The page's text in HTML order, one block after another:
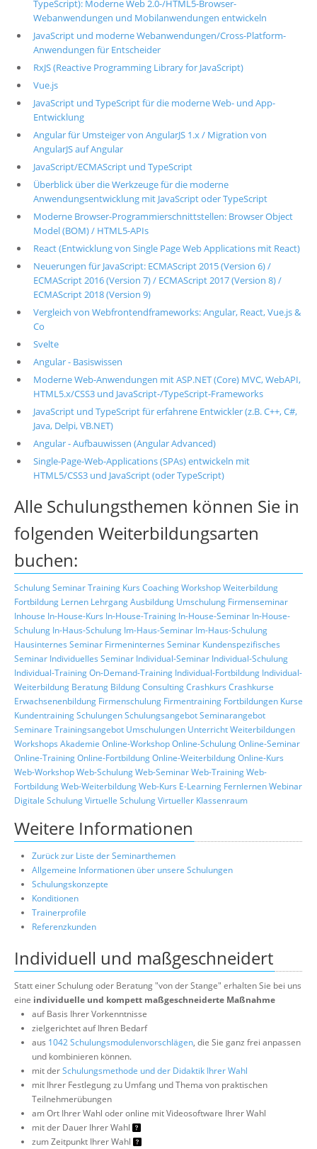
TypeScript): Moderne Web 2.0-/HTML5-Browser-
Webanwendungen und Mobilanwendungen entwickeln
JavaScript und moderne Webanwendungen/Cross-Platform-
Anwendungen für Entscheider
RxJS (Reactive Programming Library for JavaScript)
Vue.js
JavaScript und TypeScript für die moderne Web- und App-
Entwicklung
Angular für Umsteiger von AngularJS 1.x / Migration von
AngularJS auf Angular
JavaScript/ECMAScript und TypeScript
Überblick über die Werkzeuge für die moderne
Anwendungsentwicklung mit JavaScript oder TypeScript
Moderne Browser-Programmierschnittstellen: Browser Object
Model (BOM) / HTML5-APIs
React (Entwicklung von Single Page Web Applications mit React)
Neuerungen für JavaScript: ECMAScript 2015 (Version 6) /
ECMAScript 2016 (Version 7) / ECMAScript 2017 (Version 8) /
ECMAScript 2018 (Version 9)
Vergleich von Webfrontendframeworks: Angular, React, Vue.js &
Co
Svelte
Angular - Basiswissen
Moderne Web-Anwendungen mit ASP.NET (Core) MVC, WebAPI,
HTML5.x/CSS3 und JavaScript-/TypeScript-Frameworks
JavaScript und TypeScript für erfahrene Entwickler (z.B. C++, C#,
Java, Delpi, VB.NET)
Angular - Aufbauwissen (Angular Advanced)
Single-Page-Web-Applications (SPAs) entwickeln mit
HTML5/CSS3 und JavaScript (oder TypeScript)
Alle Schulungsthemen können Sie in
folgenden Weiterbildungsarten
buchen:
SchulungSeminarTraining Kurs CoachingWorkshopWeiterbildung
Fortbildung Lernen LehrgangAusbildung Umschulung Firmenseminar
Inhouse In-House-Kurs In-House-Training In-House-Seminar In-House-
Schulung In-Haus-Schulung Im-Haus-Seminar Im-Haus-Schulung
Hausinternes Seminar Firmeninternes Seminar Kundenspezifisches
Seminar Individuelles Seminar Individual-Seminar Individual-Schulung
Individual-TrainingOn-Demand-Training Individual-Fortbildung Individual-
Weiterbildung Beratung BildungConsultingCrashkurs Crashkurse
Erwachsenenbildung Firmenschulung Firmentraining Fortbildungen Kurse
KundentrainingSchulungenSchulungsangebotSeminarangebot
Seminare Trainingsangebot Umschulungen UnterrichtWeiterbildungen
Workshops Akademie Online-WorkshopOnline-SchulungOnline-Seminar
Online-TrainingOnline-FortbildungOnline-WeiterbildungOnline-Kurs
Web-WorkshopWeb-SchulungWeb-SeminarWeb-TrainingWeb-
FortbildungWeb-WeiterbildungWeb-Kurs E-Learning FernlernenWebinar
Digitale SchulungVirtuelle SchulungVirtueller Klassenraum
Weitere Informationen
Zurück zur Liste der Seminarthemen
Allgemeine Informationen über unsere Schulungen
Schulungskonzepte
Konditionen
Trainerprofile
Referenzkunden
Individuell und maßgeschneidert
Statt einer Schulung oder Beratung "von der Stange" erhalten Sie bei uns
eine individuelle und kompett maßgeschneiderte Maßnahme
auf Basis Ihrer Vorkenntnisse
zielgerichtet auf Ihren Bedarf
aus 1042 Schulungsmodulenvorschlägen, die Sie ganz frei anpassen
und kombinieren können.
mit derSchulungsmethode und der Didaktik Ihrer Wahl
mit Ihrer Festlegung zu Umfang und Thema von praktischen
Teilnehmerübungen
am Ort Ihrer Wahl oder online mit Videosoftware Ihrer Wahl
mit der Dauer Ihrer Wahl
zum Zeitpunkt Ihrer Wahl